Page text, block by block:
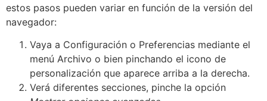
estos pasos pueden variar en función de la versión del
navegador:
Vaya a Configuración o Preferencias mediante el
menú Archivo o bien pinchando el icono de
personalización que aparece arriba a la derecha.
Verá diferentes secciones, pinche la opción